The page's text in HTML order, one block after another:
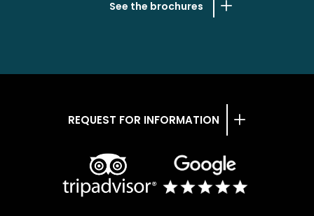
See the brochures
REQUEST FOR INFORMATION